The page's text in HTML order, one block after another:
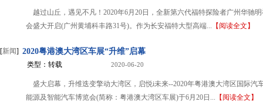
越过山丘，遇见不凡！2020年6月20日，全新第六代福特探险者广州华驰
会盛大开启(广州黄埔科丰路31号)。作为长安福特大型高端... 【阅读全文】
[新闻] 2020粤港澳大湾区车展“升维”启幕
类型：转载 2020-06-20
盛大启幕，升维迭变擎动大湾区，启悦i未来--2020年粤港澳大湾区国际汽
能源及智能汽车博览会(简称：粤港澳大湾区车展)于6月20日... 【阅读全文】